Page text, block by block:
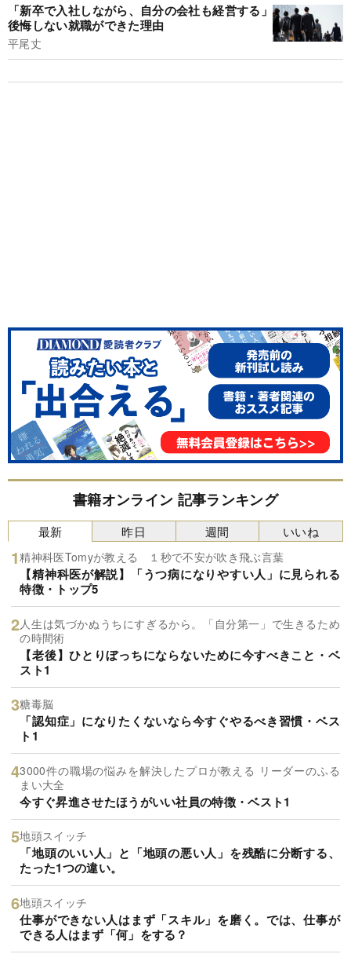
「新卒で入社しながら、自分の会社も経営する」
後悔しない就職ができた理由
平尾丈
書籍オンライン 記事ランキング
最新
精神科医Tomyが教える １秒で不安が吹き飛ぶ言葉
【精神科医が解説】「うつ病になりやすい人」に見られる
特徴・トップ5
人生は気づかぬうちにすぎるから。「自分第一」で生きるため
の時間術
【老後】ひとりぼっちにならないために今すべきこと・ベ
スト1
糖毒脳
「認知症」になりたくないなら今すぐやるべき習慣・ベス
ト1
3000件の職場の悩みを解決したプロが教える リーダーのふる
まい大全
今すぐ昇進させたほうがいい社員の特徴・ベスト1
地頭スイッチ
「地頭のいい人」と「地頭の悪い人」を残酷に分断する、
たった1つの違い。
地頭スイッチ
仕事ができない人はまず「スキル」を磨く。では、仕事が
できる人はまず「何」をする？
昨日 週間 いいね